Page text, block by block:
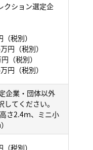
ション選定企
税別）
円（税別）
（税別）
円（税別）
企業・団体以外
てください。
さ2.4ｍ、ミニ小
）
税別）